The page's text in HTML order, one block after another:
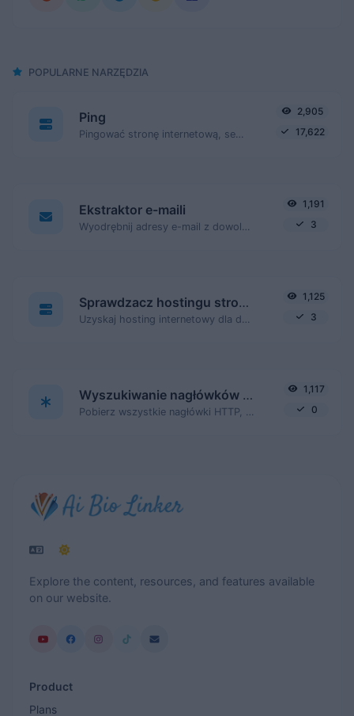
POPULARNE NARZĘDZIA
Ping
2,905
17,622
Ekstraktor e-maili
1,191
3
Sprawdzacz hostingu strony internetowej
1,125
3
Wyszukiwanie nagłówków HTTP
1,117
0
Explore the content, resources, and features available
on our website.
Product
Plans